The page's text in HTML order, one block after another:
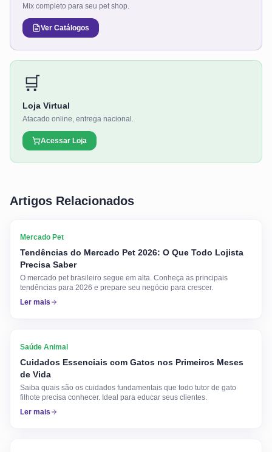
Mix completo para seu pet shop.
Ver Catálogos
🛒
Loja Virtual
Atacado online, entrega nacional.
Acessar Loja
Artigos Relacionados
Mercado Pet
Tendências do Mercado Pet 2026: O Que Todo Lojista
Precisa Saber
O mercado pet brasileiro segue em alta. Conheça as principais
tendências para 2026 e prepare seu negócio para crescer.
Ler mais
Saúde Animal
Cuidados Essenciais com Gatos nos Primeiros Meses
de Vida
Saiba quais são os cuidados fundamentais que todo tutor de gato
filhote precisa conhecer. Ideal para educar seus clientes.
Ler mais